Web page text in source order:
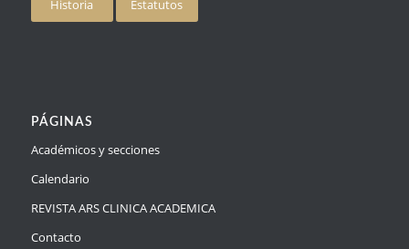
Historia Estatutos
PÁGINAS
Académicos y secciones
Calendario
REVISTA ARS CLINICA ACADEMICA
Contacto